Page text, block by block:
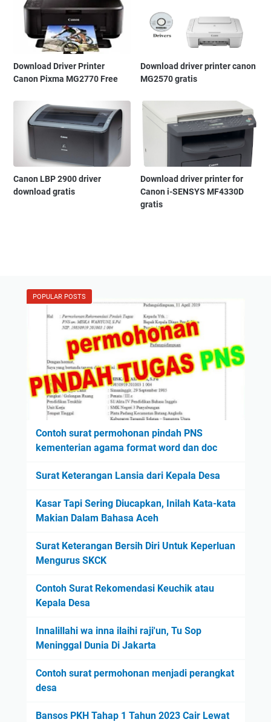
Download Driver Printer
Canon Pixma MG2770 Free
Download driver printer canon
MG2570 gratis
Canon LBP 2900 driver
download gratis
Download driver printer for
Canon i-SENSYS MF4330D
gratis
POPULAR POSTS
Contoh surat permohonan pindah PNS
kementerian agama format word dan doc
Surat Keterangan Lansia dari Kepala Desa
Kasar Tapi Sering Diucapkan, Inilah Kata-kata
Makian Dalam Bahasa Aceh
Surat Keterangan Bersih Diri Untuk Keperluan
Mengurus SKCK
Contoh Surat Rekomendasi Keuchik atau
Kepala Desa
Innalillahi wa inna ilaihi raji'un, Tu Sop
Meninggal Dunia Di Jakarta
Contoh surat permohonan menjadi perangkat
desa
Bansos PKH Tahap 1 Tahun 2023 Cair Lewat